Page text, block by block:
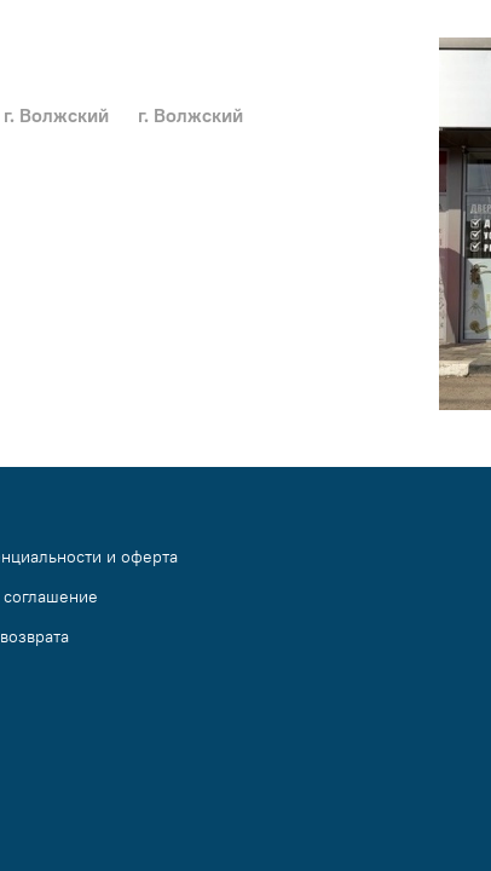
г. Волжский г. Волжский
и оферта